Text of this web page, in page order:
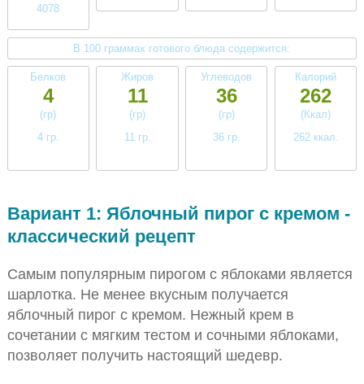
4078
В 100 граммах готового блюда содержится:
Белков
4
(гр)
4 гр.
Жиров
11
(гр)
11 гр.
Углеводов
36
(гр)
36 гр.
Калорий
262
(Ккал)
262 ккал.
Вариант 1: Яблочный пирог с кремом -
классический рецепт
Самым популярным пирогом с яблоками является
шарлотка. Не менее вкусным получается
яблочный пирог с кремом. Нежный крем в
сочетании с мягким тестом и сочными яблоками,
позволяет получить настоящий шедевр.